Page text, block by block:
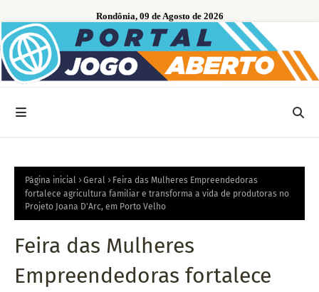
Rondônia, 09 de Agosto de 2026
Página inicial Geral
Feira das Mulheres Empreendedoras
fortalece agricultura familiar e transforma a vida de produtoras no
Projeto Joana D'Arc, em Porto Velho
Feira das Mulheres
Empreendedoras fortalece